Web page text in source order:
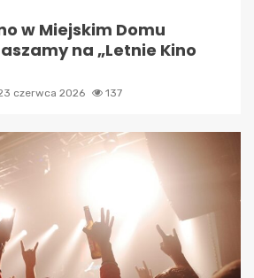
w Miejskim Domu
na „Letnie Kino
czerwca 2026 137